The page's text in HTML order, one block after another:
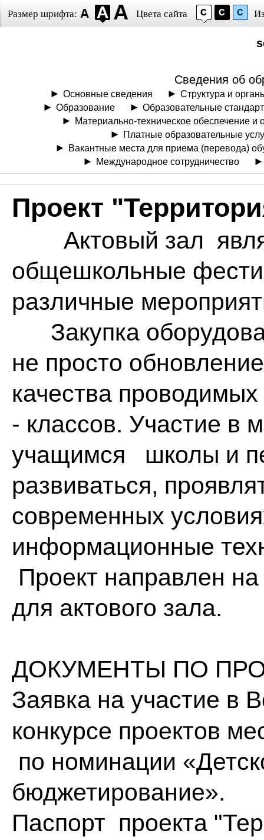
Размер шрифта: Цвета сайта
Сведения об
Основные сведения
Структура и
Образование
Образовательные
Материально-техническое обеспечение и
Платные образовательные
Вакантные места для приема (перевода)
Международное сотрудничество
Проект
Актовый зал
общешкольные
различные
Закупка
не просто
качества
- классов. Участие в
учащимся школы и
развиваться,
современных
информационные
Проект направлен
для актового зала.
ДОКУМЕНТЫ ПО
Заявка на участие в
конкурсе проектов
по номинации
бюджетирование».
Паспорт проекта